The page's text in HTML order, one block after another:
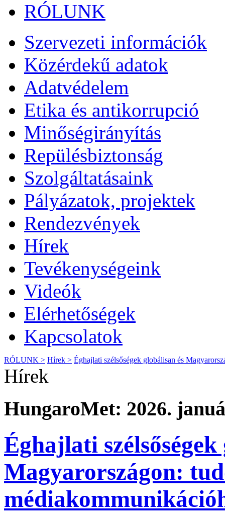
RÓLUNK
Szervezeti információk
Közérdekű adatok
Adatvédelem
Etika és antikorrupció
Minőségirányítás
Repülésbiztonság
Szolgáltatásaink
Pályázatok, projektek
Rendezvények
Hírek
Tevékenységeink
Videók
Elérhetőségek
Kapcsolatok
RÓLUNK > Hírek > Éghajlati szélsőségek globálisan és
Hírek
HungaroMet: 2026.
Éghajlati szélsőségek
Magyarországon: